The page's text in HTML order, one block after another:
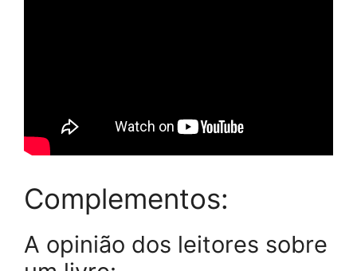
Complementos:
A opinião dos leitores sobre